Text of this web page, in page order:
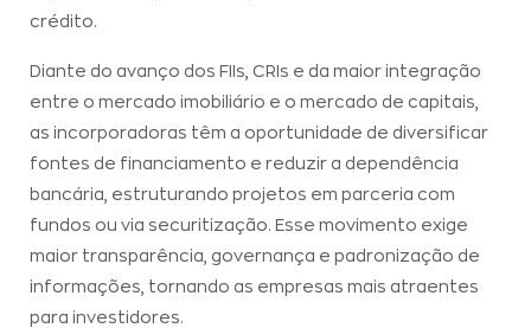
crédito.
Diante do avanço dos FIIs, CRIs e da maior integração
entre o mercado imobiliário e o mercado de capitais,
as incorporadoras têm a oportunidade de diversificar
fontes de financiamento e reduzir a dependência
bancária, estruturando projetos em parceria com
fundos ou via securitização. Esse movimento exige
maior transparência, governança e padronização de
informações, tornando as empresas mais atraentes
para investidores.